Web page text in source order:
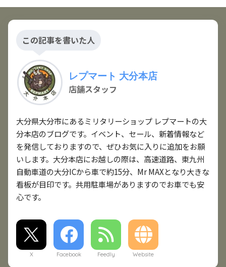
この記事を書いた人
レプマート 大分本店
店舗スタッフ
大分県大分市にあるミリタリーショップ レプマートの大
分本店のブログです。イベント、セール、新着情報など
を発信しておりますので、ぜひお気に入りに追加をお願
いします。大分本店にお越しの際は、高速道路、東九州
自動車道の大分ICから車で約15分、Mr MAXとなり大きな
看板が目印です。共用駐車場がありますのでお車でも安
心です。
X Facebook Feedly Website